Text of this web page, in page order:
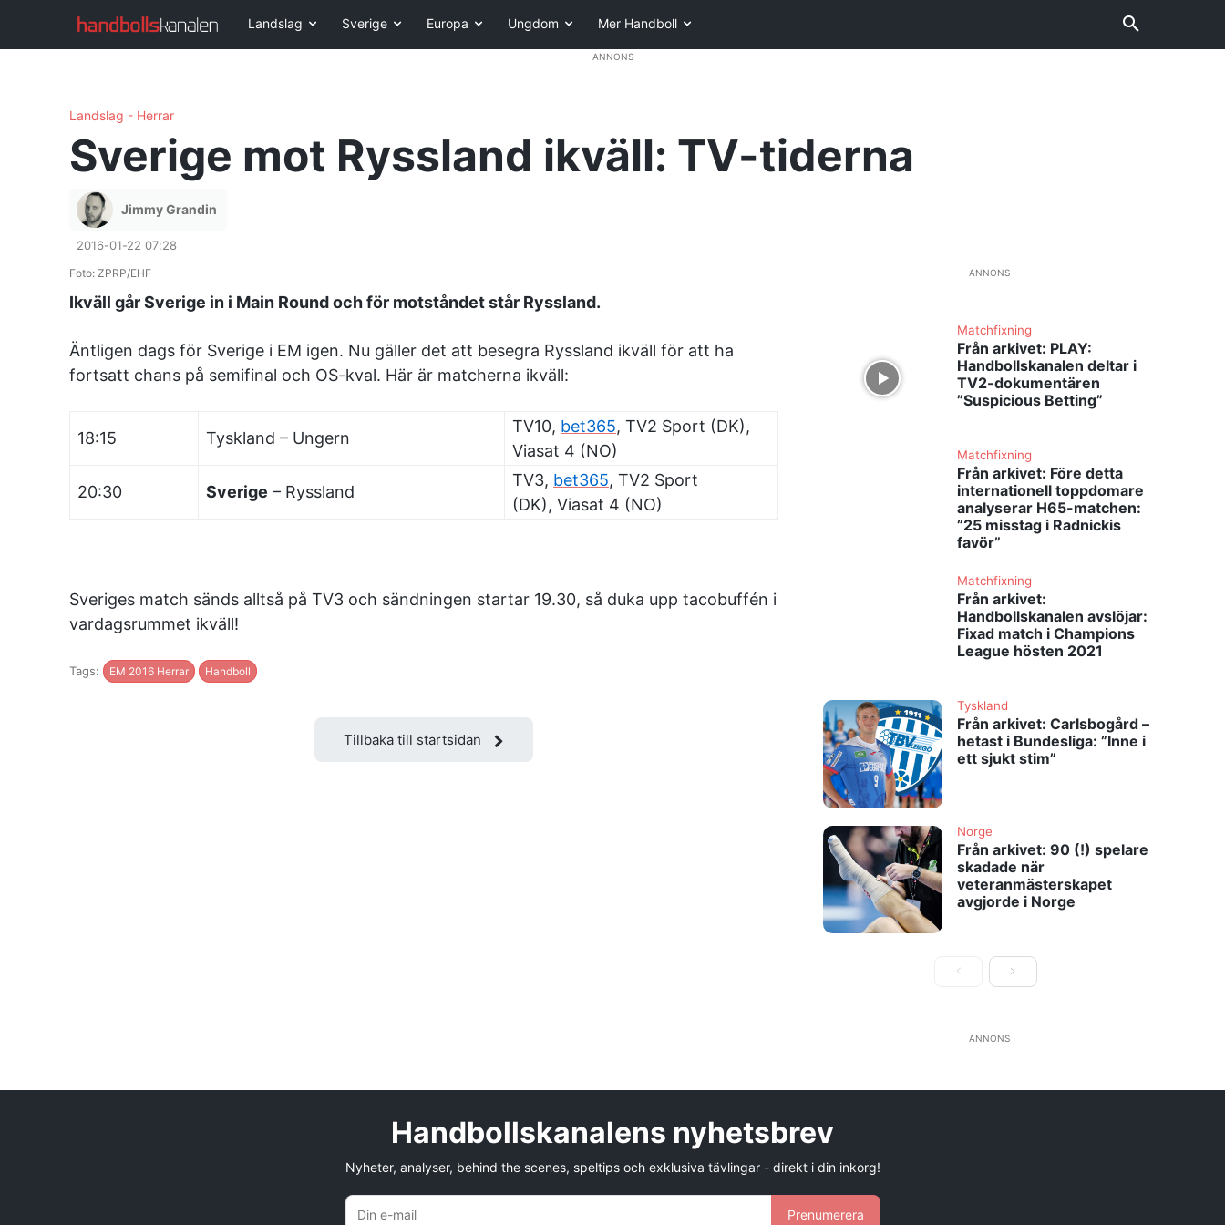
Landslag Sverige Europa Ungdom Mer Handboll
ANNONS
Landslag - Herrar
Sverige mot Ryssland ikväll: TV-tiderna
Jimmy Grandin
2016-01-22 07:28
Foto: ZPRP/EHF
Ikväll går Sverige in i Main Round och för motståndet står Ryssland.
Äntligen dags för Sverige i EM igen. Nu gäller det att besegra Ryssland ikväll för att ha
fortsatt chans på semifinal och OS-kval. Här är matcherna ikväll:
18:15 Tyskland – Ungern
TV10, bet365, TV2 Sport (DK),
Viasat 4 (NO)
20:30 Sverige – Ryssland
TV3, bet365, TV2 Sport
(DK), Viasat 4 (NO)
Sveriges match sänds alltså på TV3 och sändningen startar 19.30, så duka upp tacobuffén i
vardagsrummet ikväll!
Tags: EM 2016 Herrar Handboll
Tillbaka till startsidan
ANNONS
Matchfixning
Från arkivet: PLAY:
Handbollskanalen deltar i
TV2-dokumentären
”Suspicious Betting”
Matchfixning
Från arkivet: Före detta
internationell toppdomare
analyserar H65-matchen:
”25 misstag i Radnickis
favör”
Matchfixning
Från arkivet:
Handbollskanalen avslöjar:
Fixad match i Champions
League hösten 2021
Tyskland
Från arkivet: Carlsbogård –
hetast i Bundesliga: ”Inne i
ett sjukt stim”
Norge
Från arkivet: 90 (!) spelare
skadade när
veteranmästerskapet
avgjorde i Norge
ANNONS
Handbollskanalens nyhetsbrev
Nyheter, analyser, behind the scenes, speltips och exklusiva tävlingar - direkt i din inkorg!
Prenumerera